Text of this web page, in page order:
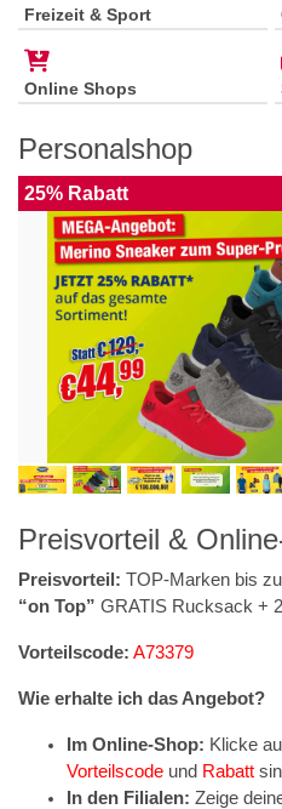
Freizeit & Sport
Online Shops
Personalshop
25% Rabatt
Preisvorteil &
Preisvorteil: TOP-Marken bis
“on Top” GRATIS Rucksack +
Vorteilscode: A73379
Wie erhalte ich das Angebot?
Im Online-Shop: Klicke
Vorteilscode und Rabatt
In den Filialen: Zeige